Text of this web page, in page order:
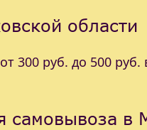
области
300 руб. до 500 руб.
самовывоза в